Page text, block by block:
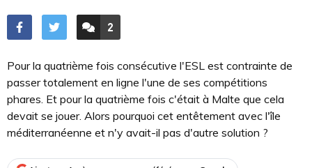
ACCÉDER AUX
2
COMMENTAIRES
Pour la quatrième fois consécutive l'ESL est contrainte de
passer totalement en ligne l'une de ses compétitions
phares. Et pour la quatrième fois c'était à Malte que cela
devait se jouer. Alors pourquoi cet entêtement avec l'île
méditerranéenne et n'y avait-il pas d'autre solution ?